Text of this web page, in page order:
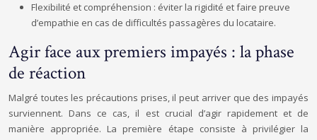
Flexibilité et compréhension : éviter la rigidité et faire preuve
d’empathie en cas de difficultés passagères du locataire.
Agir face aux premiers impayés : la phase
de réaction
Malgré toutes les précautions prises, il peut arriver que des impayés
surviennent. Dans ce cas, il est crucial d’agir rapidement et de
manière appropriée. La première étape consiste à privilégier la